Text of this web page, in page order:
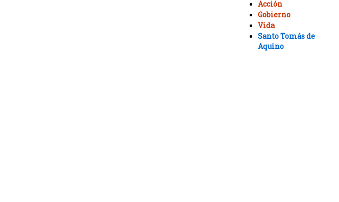
Acción
Gobierno
Vida
Santo Tomás de
Aquino